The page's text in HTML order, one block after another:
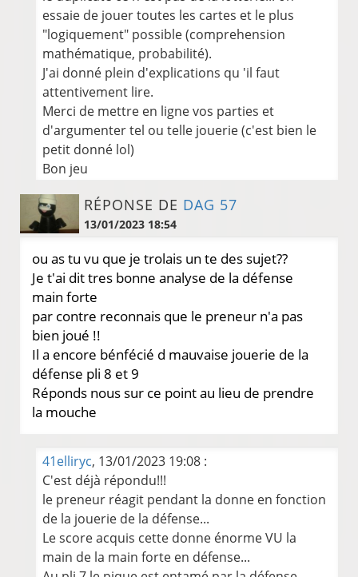
essaie de jouer toutes les cartes et le plus
"logiquement" possible (comprehension
mathématique, probabilité).
J'ai donné plein d'explications qu 'il faut
attentivement lire.
Merci de mettre en ligne vos parties et
d'argumenter tel ou telle jouerie (c'est bien le
petit donné lol)
Bon jeu
RÉPONSE DE DAG 57
13/01/2023 18:54
ou as tu vu que je trolais un te des sujet??
Je t'ai dit tres bonne analyse de la défense
main forte
par contre reconnais que le preneur n'a pas
bien joué !!
Il a encore bénfécié d mauvaise jouerie de la
défense pli 8 et 9
Réponds nous sur ce point au lieu de prendre
la mouche
41elliryc, 13/01/2023 19:08 :
C'est déjà répondu!!!
le preneur réagit pendant la donne en fonction
de la jouerie de la défense...
Le score acquis cette donne énorme VU la
main de la main forte en défense...